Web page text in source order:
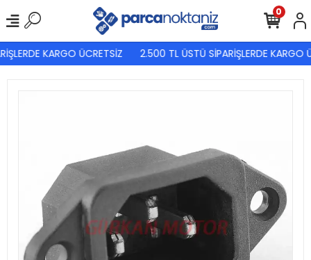
KARGO ÜCRETSİZ 2.500 TL ÜSTÜ SİPARİŞLERDE KARGO
0